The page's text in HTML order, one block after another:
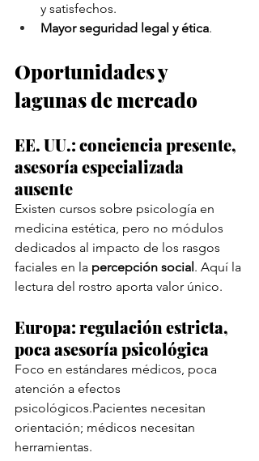
y satisfechos.
Mayor seguridad legal y ética.
Oportunidades y
lagunas de mercado
EE. UU.: conciencia presente,
asesoría especializada
ausente
Existen cursos sobre psicología en
medicina estética, pero no módulos
dedicados al impacto de los rasgos
faciales en la percepción social. Aquí la
lectura del rostro aporta valor único.
Europa: regulación estricta,
poca asesoría psicológica
Foco en estándares médicos, poca
atención a efectos
psicológicos.Pacientes necesitan
orientación; médicos necesitan
herramientas.